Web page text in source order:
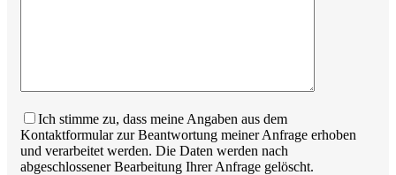
Ich stimme zu, dass meine Angaben aus dem
Kontaktformular zur Beantwortung meiner Anfrage erhoben
und verarbeitet werden. Die Daten werden nach
abgeschlossener Bearbeitung Ihrer Anfrage gelöscht.